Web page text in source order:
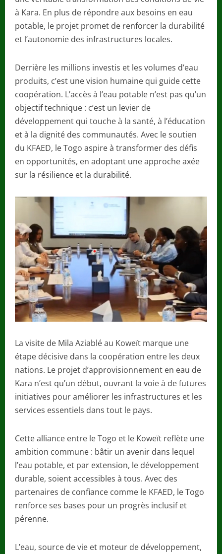
à Kara. En plus de répondre aux besoins en eau
potable, le projet promet de renforcer la durabilité
et l’autonomie des infrastructures locales.
Derrière les millions investis et les volumes d’eau
produits, c’est une vision humaine qui guide cette
coopération. L’accès à l’eau potable n’est pas qu’un
objectif technique : c’est un levier de
développement qui touche à la santé, à l’éducation
et à la dignité des communautés. Avec le soutien
du KFAED, le Togo aspire à transformer des défis
en opportunités, en adoptant une approche axée
sur la résilience et la durabilité.
La visite de Mila Aziablé au Koweït marque une
étape décisive dans la coopération entre les deux
nations. Le projet d’approvisionnement en eau de
Kara n’est qu’un début, ouvrant la voie à de futures
initiatives pour améliorer les infrastructures et les
services essentiels dans tout le pays.
Cette alliance entre le Togo et le Koweït reflète une
ambition commune : bâtir un avenir dans lequel
l’eau potable, et par extension, le développement
durable, soient accessibles à tous. Avec des
partenaires de confiance comme le KFAED, le Togo
renforce ses bases pour un progrès inclusif et
pérenne.
L’eau, source de vie et moteur de développement,